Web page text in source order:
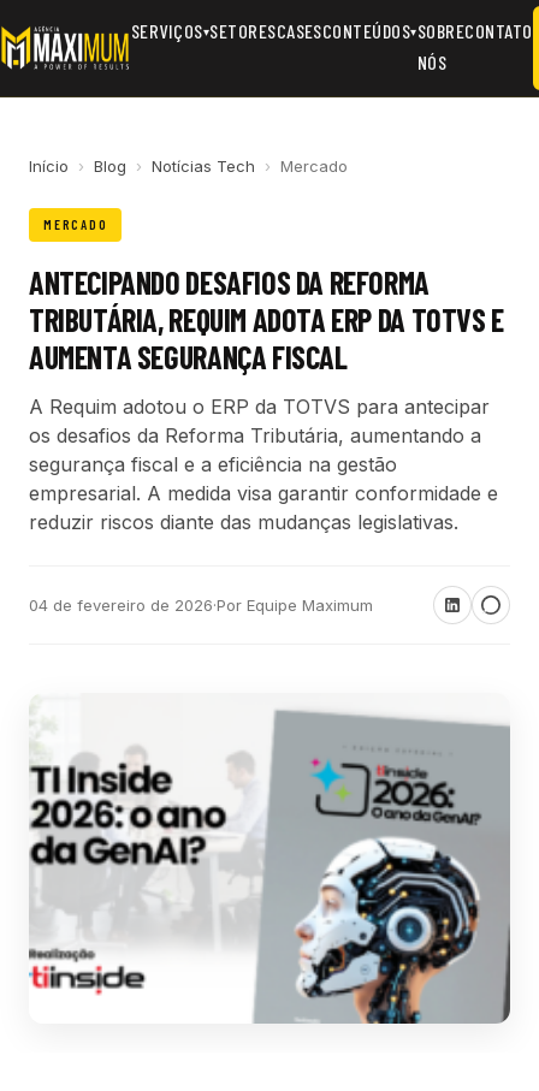
SERVIÇOS▾SETORESCASESCONTEÚDOS▾SOBRE
NÓS
CONTATO
Início › Blog › Notícias Tech › Mercado
MERCADO
ANTECIPANDO DESAFIOS DA REFORMA
TRIBUTÁRIA, REQUIM ADOTA ERP DA TOTVS E
AUMENTA SEGURANÇA FISCAL
A Requim adotou o ERP da TOTVS para antecipar
os desafios da Reforma Tributária, aumentando a
segurança fiscal e a eficiência na gestão
empresarial. A medida visa garantir conformidade e
reduzir riscos diante das mudanças legislativas.
04 de fevereiro de 2026·Por Equipe Maximum